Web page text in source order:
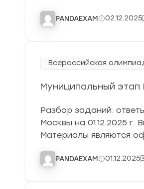
PANDAEXAM 02.12.2025
Всероссийская
Муниципальный
Разбор заданий:
Москвы на 01.12.2025 г.
Материалы являются
PANDAEXAM 01.12.2025